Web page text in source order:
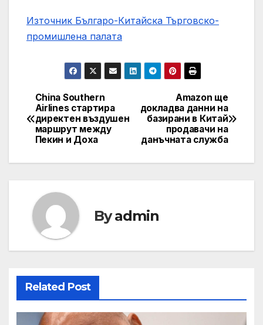
Източник Българо-Китайска Търговско-
промишлена палaта
Навигация
Amazon ще
докладва данни на
базирани в Китай
продавачи на
данъчната служба
China Southern
Airlines стартира
директен въздушен
маршрут между
Пекин и Доха
Byadmin
Related Post